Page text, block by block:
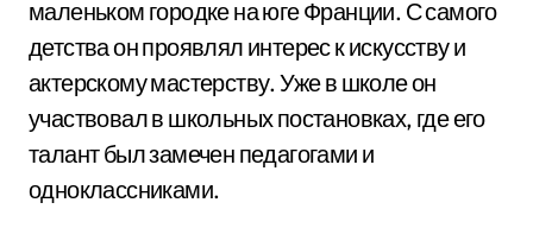
маленьком городке на юге Франции. С самого
детства он проявлял интерес к искусству и
актерскому мастерству. Уже в школе он
участвовал в школьных постановках, где его
талант был замечен педагогами и
одноклассниками.